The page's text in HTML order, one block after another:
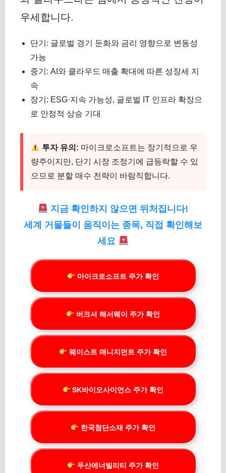
우세합니다.
단기: 글로벌 경기 둔화와 금리 영향으로 변동성
가능
중기: AI와 클라우드 매출 확대에 따른 성장세 지
속
장기: ESG·지속 가능성, 글로벌 IT 인프라 확장으
로 안정적 상승 기대
투자 유의: 마이크로소프트는 장기적으로 우
량주이지만, 단기 시장 조정기에 급등락할 수 있
으므로 분할 매수 전략이 바람직합니다.
지금 확인하지 않으면 뒤처집니다!
세계 거물들이 움직이는 종목, 직접 확인해보
세요
마이크로소프트 주가 확인
버크셔 해서웨이 주가 확인
웨이스트 매니지먼트 주가 확인
SK바이오사이언스 주가 확인
한국첨단소재 주가 확인
두산에너빌리티 주가 확인